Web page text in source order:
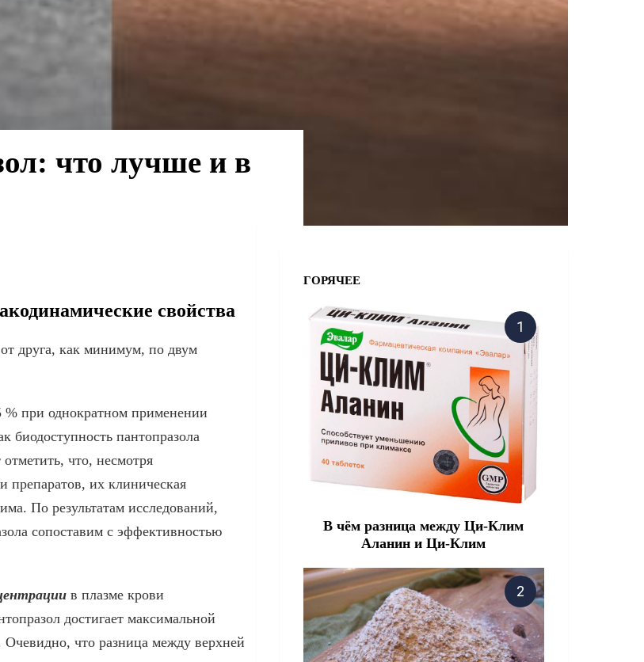
что лучше и в
свойства
друга, как минимум, по двум
% при однократном применении
пантопразола
что, несмотря
препаратов, их клиническая
По результатам исследований,
сопоставим с эффективностью
в плазме крови
достигает максимальной
Очевидно, что разница между верхней
ГОРЯЧЕЕ
В чём разница между Ци-Клим
Аланин и Ци-Клим